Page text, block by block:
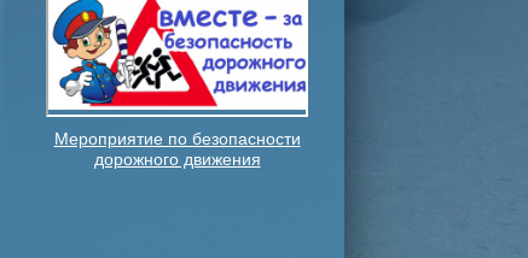
Мероприятие по безопасности
дорожного движения